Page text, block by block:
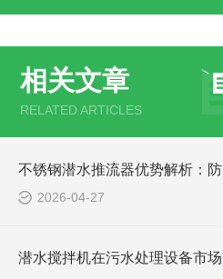
相关文章
RELATED ARTICLES
2026-04-27